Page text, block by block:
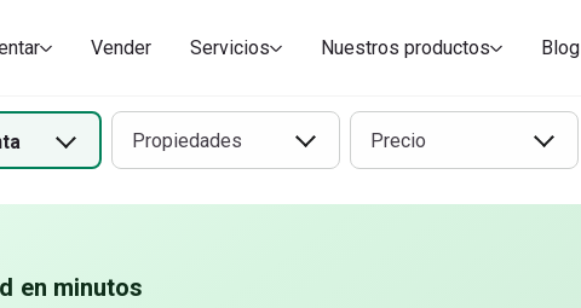
Propiedades Precio
en minutos
Vender Servicios Nuestros productos Blog